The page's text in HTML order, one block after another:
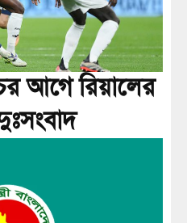
আগে রিয়ালের